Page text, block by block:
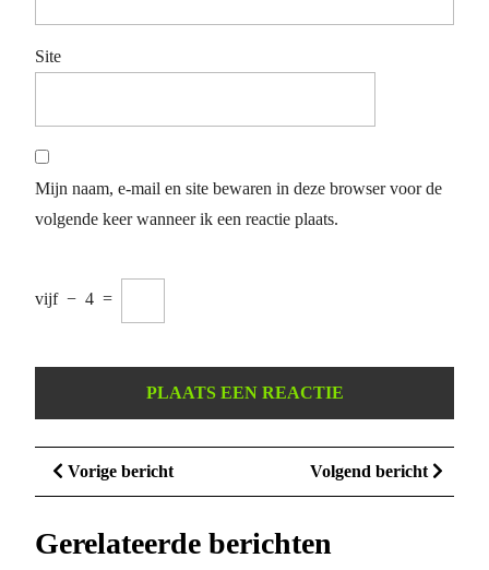
Site
Mijn naam, e-mail en site bewaren in deze browser voor de
volgende keer wanneer ik een reactie plaats.
vijf − 4 =
Berichtnavigatie
Vorige berichtVorige
bericht
Volgend bericht
bericht
Gerelateerde berichten